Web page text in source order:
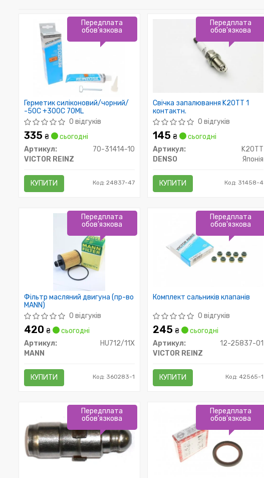
Герметик силіконовий/чорний/
-50C +300C 70ML
0 відгуків
335 ₴
сьогодні
Артикул:
70-31414-10
VICTOR REINZ
КУПИТИ Код: 24837-47
Передплата
обов'язкова
Свічка запалювання K20TT 1
контактн.
0 відгуків
145 ₴
сьогодні
Артикул:
K20TT
DENSO
Японія
КУПИТИ Код: 31458-4
Передплата
обов'язкова
Фільтр масляний двигуна (пр-во
MANN)
0 відгуків
420 ₴
сьогодні
Артикул:
HU712/11X
MANN
КУПИТИ Код: 360283-1
Передплата
обов'язкова
Комплект сальників клапанів
0 відгуків
245 ₴
сьогодні
Артикул:
12-25837-01
VICTOR REINZ
КУПИТИ Код: 42565-1
Передплата
обов'язкова
Передплата
обов'язкова
Передплата
обов'язкова